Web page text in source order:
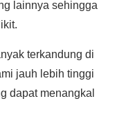
lainnya sehingga
terkandung di
jauh lebih tinggi
dapat menangkal